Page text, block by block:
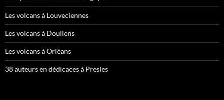
Les volcans à Louveciennes
Les volcans à Doullens
Les volcans à Orléans
38 auteurs en dédicaces à Presles